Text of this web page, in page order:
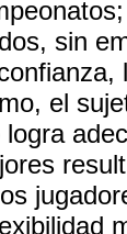
sin
el